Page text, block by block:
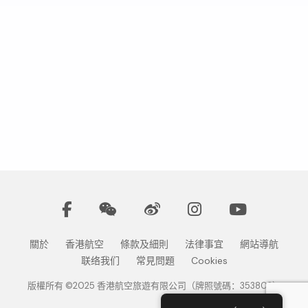
關於 香港航空 條款及細則 法律事宜
網站導航
联络我们
常見問題 Cookies
版權所有 ©2025 香港航空旅遊有限公司（牌照號碼：353802）